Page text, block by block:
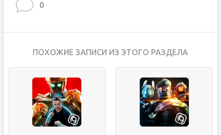
0
ПОХОЖИЕ ЗАПИСИ ИЗ ЭТОГО РАЗДЕЛА